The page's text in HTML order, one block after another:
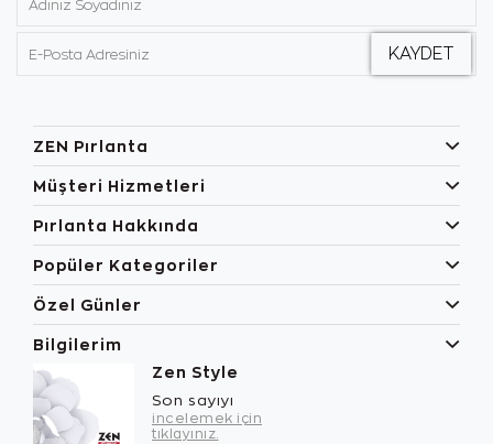
ZEN Pırlanta
Müşteri Hizmetleri
Pırlanta Hakkında
Popüler Kategoriler
Özel Günler
Bilgilerim
Zen Style
Son sayıyı
incelemek için
tıklayınız.